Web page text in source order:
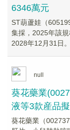
6346萬元
ST葫蘆娃（
集採，2025年該
2028年12月31日。
null
葵花藥業
液等3款産品
葵花藥業（